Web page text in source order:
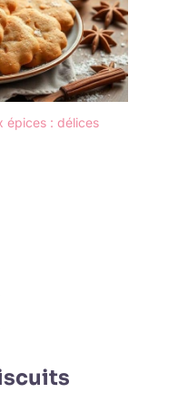
épices : délices